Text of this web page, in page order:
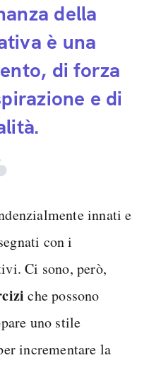
della
è una
di forza
e di
innati e
con i
Ci sono, però,
che possono
uno stile
incrementare la